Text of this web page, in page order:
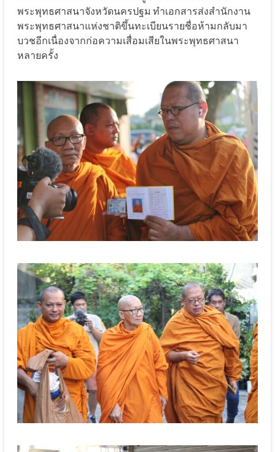
พระพุทธศาสนาจังหวัดนครปฐม ทำเอกสารส่งสำนักงาน
พระพุทธศาสนาแห่งชาติขึ้นทะเบียนรายชื่อห้ามกลับมา
บวชอีกเนื่องจากก่อความเสื่อมเสียในพระพุทธศาสนา
หลายครั้ง